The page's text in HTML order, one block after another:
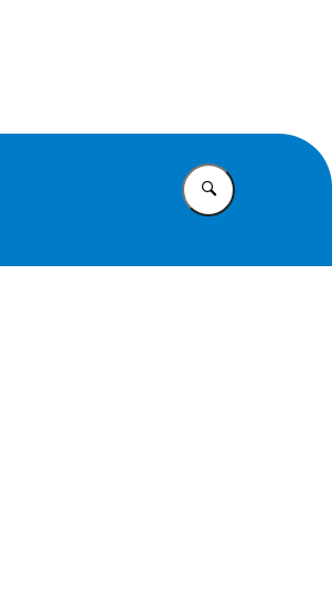
Vul in wat u